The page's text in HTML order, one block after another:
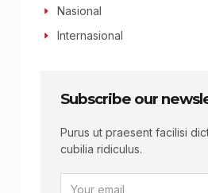
Nasional
Internasional
Subscribe our
Purus ut praesent facilisi
cubilia ridiculus.